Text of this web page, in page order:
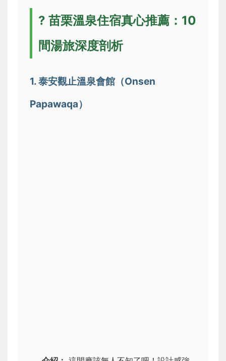
? 苗栗溫泉住宿真心推薦：10
間湯旅深度剖析
1. 泰安觀止溫泉會館（Onsen
Papawaqa）